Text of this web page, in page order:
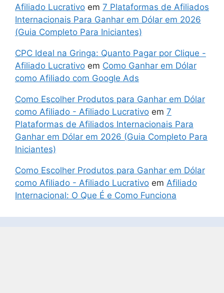
Afiliado Lucrativo em 7 Plataformas de Afiliados
Internacionais Para Ganhar em Dólar em 2026
(Guia Completo Para Iniciantes)
CPC Ideal na Gringa: Quanto Pagar por Clique -
Afiliado Lucrativo em Como Ganhar em Dólar
como Afiliado com Google Ads
Como Escolher Produtos para Ganhar em Dólar
como Afiliado - Afiliado Lucrativo em 7
Plataformas de Afiliados Internacionais Para
Ganhar em Dólar em 2026 (Guia Completo Para
Iniciantes)
Como Escolher Produtos para Ganhar em Dólar
como Afiliado - Afiliado Lucrativo em Afiliado
Internacional: O Que É e Como Funciona